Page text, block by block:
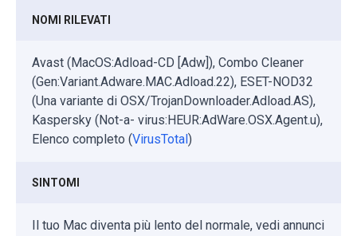
NOMI RILEVATI
Avast (MacOS:Adload-CD [Adw]), Combo Cleaner
(Gen:Variant.Adware.MAC.Adload.22), ESET-NOD32
(Una variante di OSX/TrojanDownloader.Adload.AS),
Kaspersky (Not-a- virus:HEUR:AdWare.OSX.Agent.u),
Elenco completo (VirusTotal)
SINTOMI
Il tuo Mac diventa più lento del normale, vedi annunci